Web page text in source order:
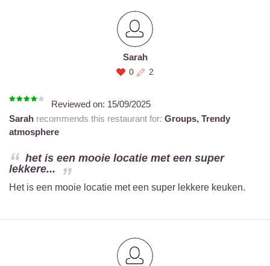
Sarah
0 2
Reviewed on: 15/09/2025
Sarah recommends this restaurant for: Groups, Trendy
atmosphere
het is een mooie locatie met een super
lekkere...
Het is een mooie locatie met een super lekkere keuken.